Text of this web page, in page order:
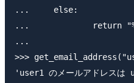
...     else:
...             return "%s の
...
>>>
'user1 のメールアドレスは